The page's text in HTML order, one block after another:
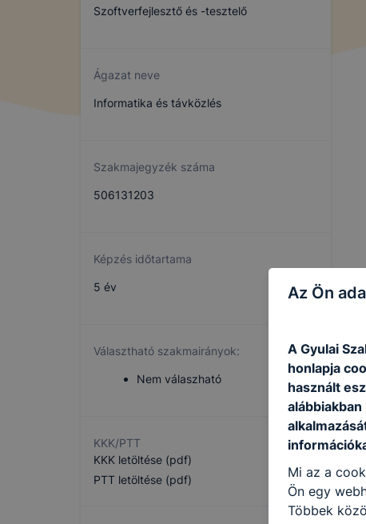
Szoftverfejlesztő és -tesztelő
Ágazat neve
Informatika és távközlés
Szakmajegyzék száma
506131203
Képzés időtartama
5 év
Választható szakmairányok:
Nem válaszható
KKK/PTT
KKK letöltése (pdf)
PTT letöltése (pdf)
Az Ön
A Gyulai
honlapja
használt
Mi az a
Ön egy
Többek